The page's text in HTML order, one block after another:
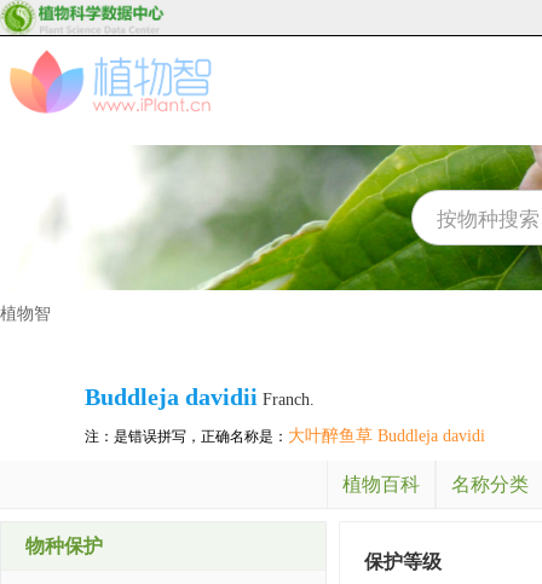
植物智
Buddleja davidii Franch.
注：是错误拼写，正确名称是： 大叶醉鱼草 Buddleja davidi
植物百科 名称分类
物种保护
保护等级